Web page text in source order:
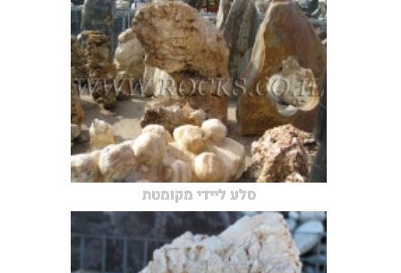
סלע ליידי מקומטת